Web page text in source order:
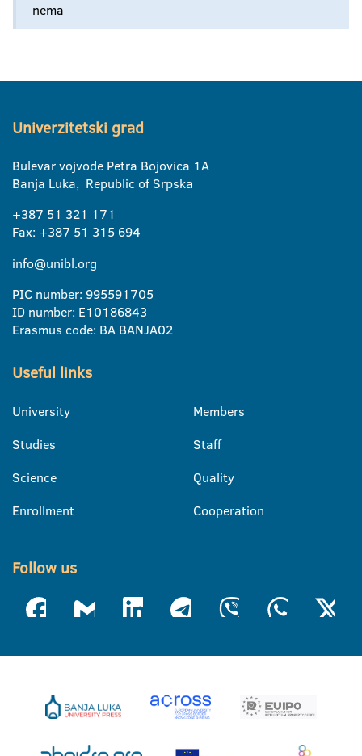
nema
Univerzitetski grad
Bulevar vojvode Petra Bojovica 1A
Banja Luka, Republic of Srpska
+387 51 321 171
Fax: +387 51 315 694
info@unibl.org
PIC number: 995591705
ID number: E10186843
Erasmus code: BA BANJA02
Useful links
University
Studies
Science
Enrollment
Members
Staff
Quality
Cooperation
Follow us